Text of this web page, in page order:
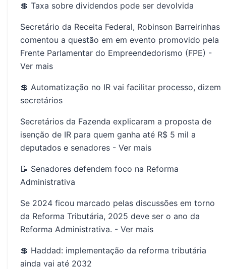
💲 Taxa sobre dividendos pode ser devolvida
Secretário da Receita Federal, Robinson Barreirinhas
comentou a questão em em evento promovido pela
Frente Parlamentar do Empreendedorismo (FPE) -
Ver mais
💲 Automatização no IR vai facilitar processo, dizem
secretários
Secretários da Fazenda explicaram a proposta de
isenção de IR para quem ganha até R$ 5 mil a
deputados e senadores - Ver mais
📝 Senadores defendem foco na Reforma
Administrativa
Se 2024 ficou marcado pelas discussões em torno
da Reforma Tributária, 2025 deve ser o ano da
Reforma Administrativa. - Ver mais
💲 Haddad: implementação da reforma tributária
ainda vai até 2032